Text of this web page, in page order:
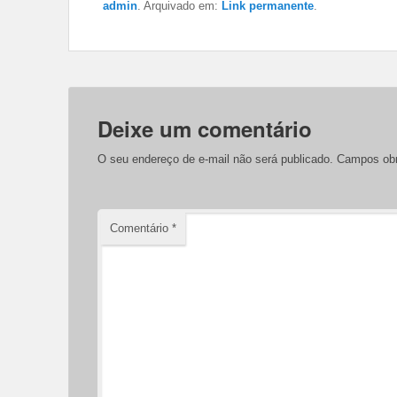
admin. Arquivado em: Link permanente.
Deixe um comentário
O seu endereço de e-mail não será publicado. Campos
Comentário *